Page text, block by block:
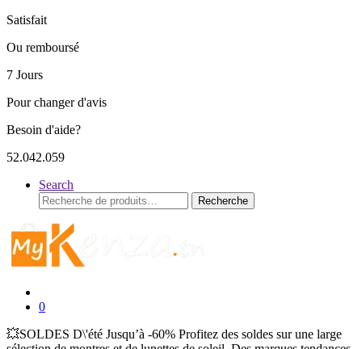
Satisfait
Ou remboursé
7 Jours
Pour changer d'avis
Besoin d'aide?
52.042.059
Search
Recherche
pour :
Recherche
0
💥SOLDES D\'été Jusqu’à -60% Profitez des soldes sur une large